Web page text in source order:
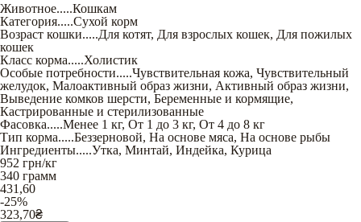
Животное.....Кошкам
Категория.....Сухой корм
Возраст кошки.....Для котят, Для взрослых кошек, Для пожилых
кошек
Класс корма.....Холистик
Особые потребности.....Чувствительная кожа, Чувствительный
желудок, Малоактивный образ жизни, Активный образ жизни,
Выведение комков шерсти, Беременные и кормящие,
Кастрированные и стерилизованные
Фасовка.....Менее 1 кг, От 1 до 3 кг, От 4 до 8 кг
Тип корма.....Беззерновой, На основе мяса, На основе рыбы
Ингредиенты.....Утка, Минтай, Индейка, Курица
952 грн/кг
340 грамм
431,60
-25%
323,70₴